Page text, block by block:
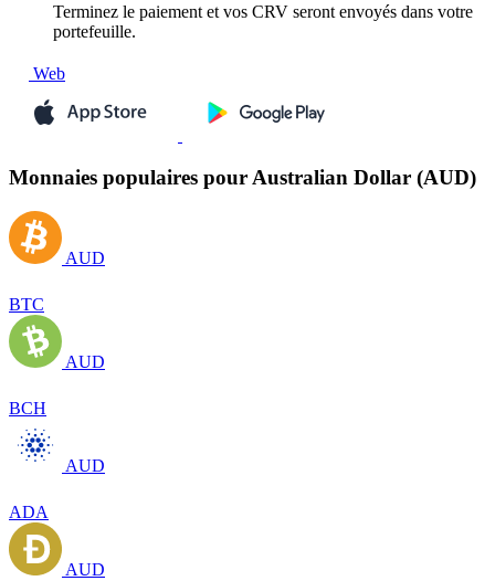
Terminez le paiement et vos CRV seront envoyés dans votre
portefeuille.
Web
Monnaies populaires pour Australian Dollar (AUD)
AUD
BTC
AUD
BCH
AUD
ADA
AUD